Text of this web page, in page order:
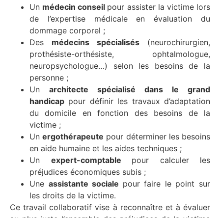
Un médecin conseil pour assister la victime lors
de l’expertise médicale en évaluation du
dommage corporel ;
Des médecins spécialisés (neurochirurgien,
prothésiste-orthésiste, ophtalmologue,
neuropsychologue…) selon les besoins de la
personne ;
Un architecte spécialisé dans le grand
handicap pour définir les travaux d’adaptation
du domicile en fonction des besoins de la
victime ;
Unergothérapeute pour déterminer les besoins
en aide humaine et les aides techniques ;
Un expert-comptable pour calculer les
préjudices économiques subis ;
Une assistante sociale pour faire le point sur
les droits de la victime.
Ce travail collaboratif vise à reconnaître et à évaluer